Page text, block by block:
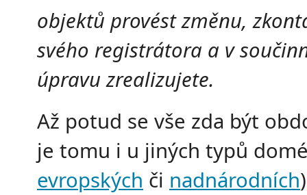
objektů provést změnu,
svého registrátora a v
úpravu zrealizujete.
Až potud se vše zda být
je tomu i u jiných typů
evropských či nadnárodních